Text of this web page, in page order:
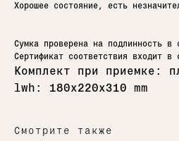
Хорошее состояние, есть
Сумка проверена на подлинность
Сертификат соответствия входит в
Комплект при приемке:
lwh: 180x220x310 mm
Смотрите также